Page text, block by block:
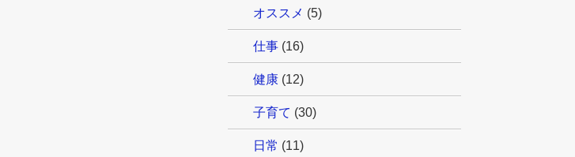
オススメ (5)
仕事 (16)
健康 (12)
子育て (30)
日常 (11)